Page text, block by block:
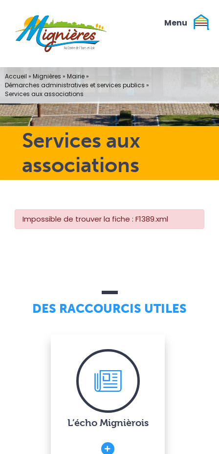
contenu
Services aux
associations
Accueil » Mignières » Mairie»
Démarches administratives et services publics »
Services aux associations
Impossible de trouver la fiche : F1389.xml
DES RACCOURCIS UTILES
L’écho Mignièrois